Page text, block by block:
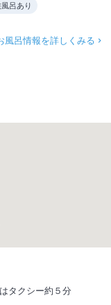
呂あり
風呂情報を詳しくみる
タクシー約５分